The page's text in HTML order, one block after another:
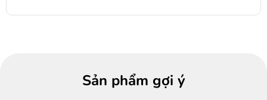
Sản phẩm gợi ý